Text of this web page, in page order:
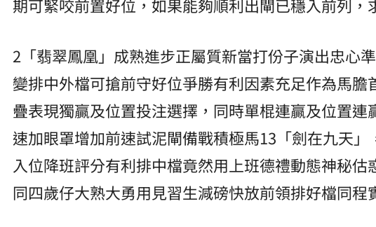
期可緊咬前置好位，如果能夠順利出閘已穩入前列，
2「翡翠鳳凰」成熟進步正屬質新當打份子演出忠心
變排中外檔可搶前守好位爭勝有利因素充足作為馬膽
疊表現獨贏及位置投注選擇，同時單棍連贏及位置連
速加眼罩增加前速試泥閘備戰積極馬13「劍在九天」
入位降班評分有利排中檔竟然用上班德禮動態神秘估
同四歲仔大熟大勇用見習生減磅快放前領排好檔同程